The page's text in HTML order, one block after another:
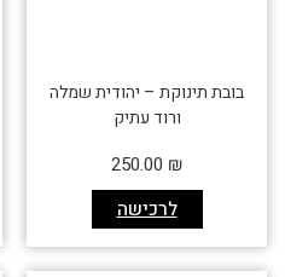
בובת תינוקת – יהודית שמלה
ורוד עתיק
לרכישה
250.00 ₪